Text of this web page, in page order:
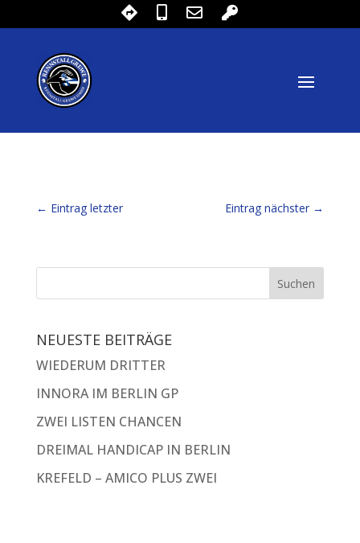
← Eintrag letzter Eintrag nächster →
NEUESTE BEITRÄGE
WIEDERUM DRITTER
INNORA IM BERLIN GP
ZWEI LISTEN CHANCEN
DREIMAL HANDICAP IN BERLIN
KREFELD – AMICO PLUS ZWEI